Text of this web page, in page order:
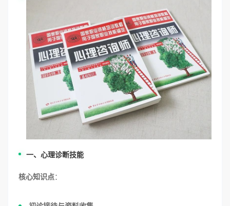
一、心理诊断技能
核心知识点：